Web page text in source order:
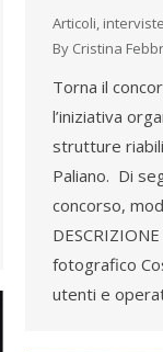
Articoli,
By Cristina
Torna il
l’iniziativa
strutture
Paliano. Di
concorso,
fotografico
utenti e